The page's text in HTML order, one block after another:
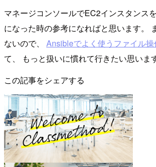
マネージコンソールでEC2インスタンス
になった時の参考になればと思います。
ないので、 Ansibleでよく使うファイル
て、 もっと扱いに慣れて行きたい思います
この記事をシェアする